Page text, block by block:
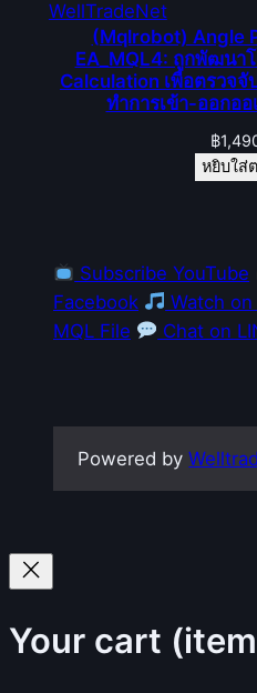
(Mqlrobot) Angle
EA_MQL4: ถูกพัฒนา
Calculation เพื่อตรวจ
ทำการเข้า-ออกอ
฿
หยิบใส่
Subscribe YouTube
Facebook
Watch on
MQL File
Chat on
Powered by
Your cart